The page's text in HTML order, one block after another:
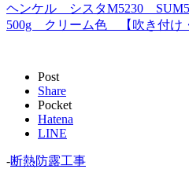
ヘンケル シスタM5230
500g クリーム色 【吹き付け
Post
Share
Pocket
Hatena
LINE
-断熱防露工事